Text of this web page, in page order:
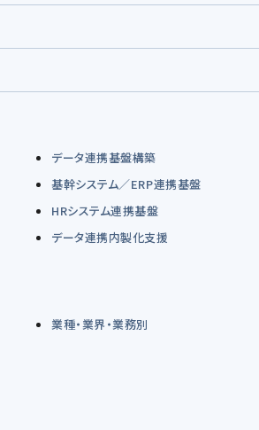
データ連携基盤構築
基幹システム／ERP連携基盤
HRシステム連携基盤
データ連携内製化支援
業種・業界・業務別